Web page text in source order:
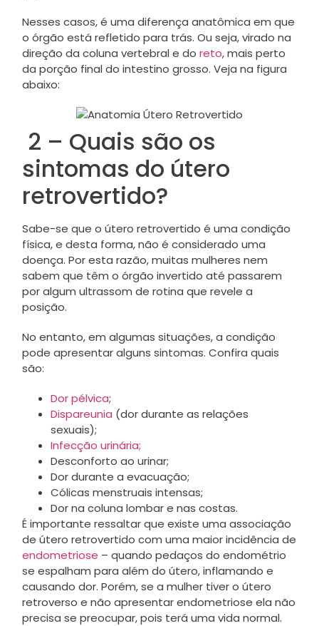
Nesses casos, é uma diferença anatômica em que
o órgão está refletido para trás. Ou seja, virado na
direção da coluna vertebral e do reto, mais perto
da porção final do intestino grosso. Veja na figura
abaixo:
2 – Quais são os
sintomas do útero
retrovertido?
Sabe-se que o útero retrovertido é uma condição
física, e desta forma, não é considerado uma
doença. Por esta razão, muitas mulheres nem
sabem que têm o órgão invertido até passarem
por algum ultrassom de rotina que revele a
posição.
No entanto, em algumas situações, a condição
pode apresentar alguns sintomas. Confira quais
são:
Dor pélvica;
Dispareunia (dor durante as relações
sexuais);
Infecção urinária;
Desconforto ao urinar;
Dor durante a evacuação;
Cólicas menstruais intensas;
Dor na coluna lombar e nas costas.
É importante ressaltar que existe uma associação
de útero retrovertido com uma maior incidência de
endometriose – quando pedaços do endométrio
se espalham para além do útero, inflamando e
causando dor. Porém, se a mulher tiver o útero
retroverso e não apresentar endometriose ela não
precisa se preocupar, pois terá uma vida normal.